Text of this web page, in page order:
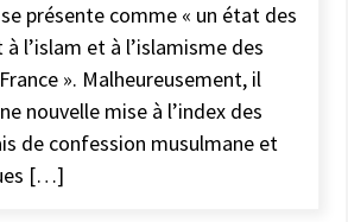
présente comme « un état des
l’islam et à l’islamisme des
». Malheureusement, il
nouvelle mise à l’index des
de confession musulmane et
[…]